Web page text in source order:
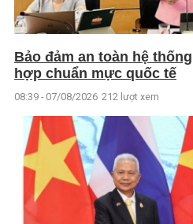
Bảo đảm an toàn hệ
hợp chuẩn mực quốc tế
08:39 - 07/08/2026 212 lượt xem